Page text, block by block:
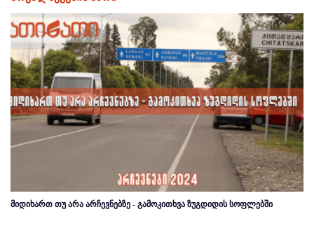
მიდიხართ თუ არა არჩევნებზე - გამოკითხვა ზუგდიდის სოფლებში